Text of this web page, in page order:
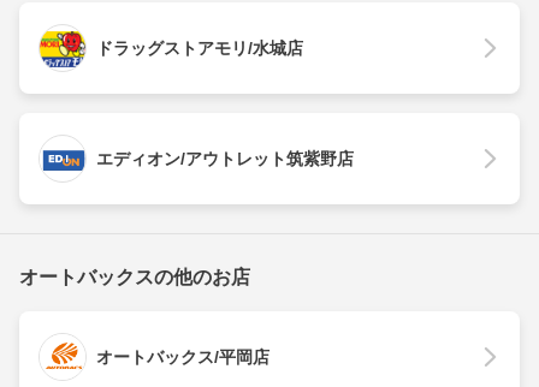
ドラッグストアモリ/水城店
エディオン/アウトレット筑紫野店
オートバックスの他のお店
オートバックス/平岡店